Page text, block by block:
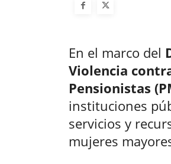
En el marco del
Violencia
Pensionistas
instituciones
servicios y
mujeres